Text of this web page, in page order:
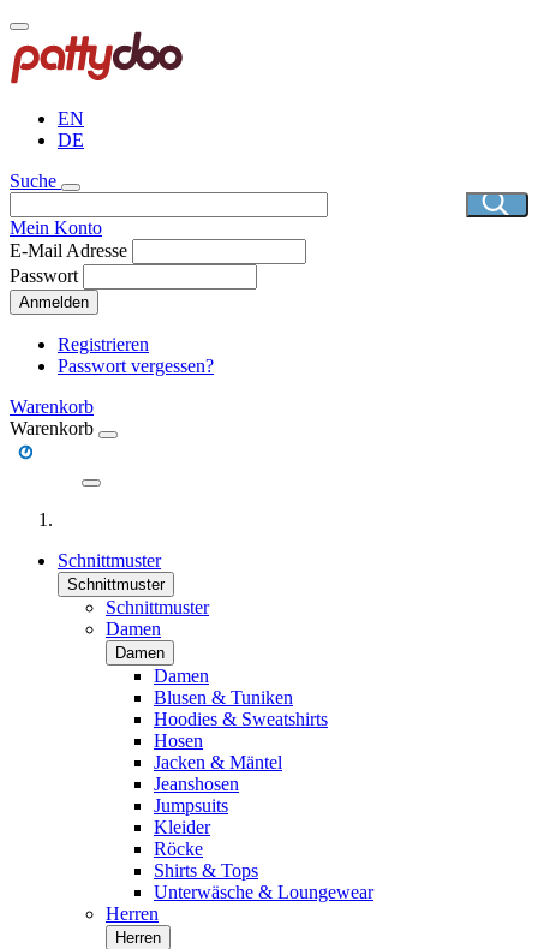
Direkt
zum
Inhalt
EN
DE
Suche
Mein Konto
E-Mail Adresse
Passwort
Anmelden
Registrieren
Passwort vergessen?
Warenkorb
Warenkorb
Schnittmuster
Schnittmuster
Schnittmuster
Damen
Damen
Damen
Blusen & Tuniken
Hoodies & Sweatshirts
Hosen
Jacken & Mäntel
Jeanshosen
Jumpsuits
Kleider
Röcke
Shirts & Tops
Unterwäsche & Loungewear
Herren
Herren